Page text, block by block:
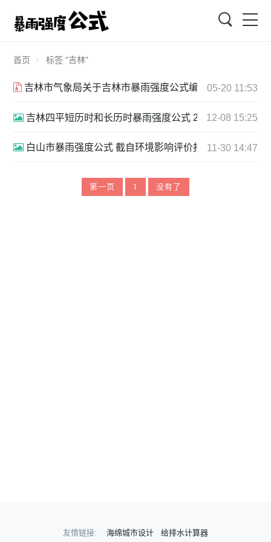
首页 标签 "吉林"
吉林市气象局关于吉林市暴雨强度公式编制工作情况的函
05-20 11:53
吉林四平短历时和长历时暴雨强度公式 2023.jpg12-08 15:25
白山市暴雨强度公式 截自环境影响评价报告公示.png
11-30 14:47
第一页 1 没有了
友情链接: 海绵城市设计 给排水计算器